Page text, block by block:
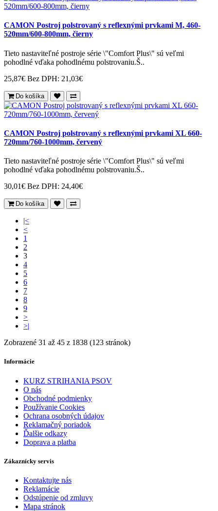
CAMON Postroj polstrovaný s reflexnými prvkami M, 460-
520mm/600-800mm, čierny
Tieto nastaviteľné postroje série \"Comfort Plus\" sú veľmi
pohodlné vďaka pohodlnému polstrovaniu.Š..
25,87€ Bez DPH: 21,03€
Do košíka
CAMON Postroj polstrovaný s reflexnými prvkami XL 660-
720mm/760-1000mm, červený
Tieto nastaviteľné postroje série \"Comfort Plus\" sú veľmi
pohodlné vďaka pohodlnému polstrovaniu.Š..
30,01€ Bez DPH: 24,40€
Do košíka
|<
<
1
2
3
4
5
6
7
8
9
>
>|
Zobrazené 31 až 45 z 1838 (123 stránok)
Informácie
KURZ STRIHANIA PSOV
O nás
Obchodné podmienky
Používanie Cookies
Ochrana osobných údajov
Reklamačný poriadok
Ďalšie odkazy
Doprava a platba
Zákaznícky servis
Kontaktujte nás
Reklamácie
Odstúpenie od zmluvy
Mapa stránok